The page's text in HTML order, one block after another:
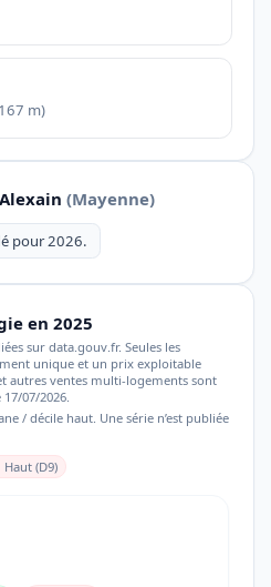
m)
(Mayenne)
pour 2026.
en 2025
sur data.gouv.fr. Seules les
unique et un prix exploitable
autres ventes multi-logements sont
07/2026.
/ décile haut. Une série n’est publiée
Haut (D9)